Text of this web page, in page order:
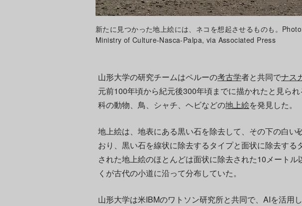
新たに見つかった地上絵には、ネコを想起させるものも。
Ministry of Culture-Nasca-Palpa, via Associated Press
山形大学の研究チームはペルーの考古学者と共同でナス
元前100年頃から紀元後300年頃までに描かれたと見ら
科の動物、鳥、シャチ、ヘビなどの地上絵を発見した。
地上絵は、地表にある黒い石を除去して、その下の白い
おり、黒い石を線状に除去するタイプと面状に除去する
された地上絵のほとんどは面状に除去された10メートル
くが古代の小道に沿って分布していた。
山形大学は米IBMのワトソン研究所と共同で、AIを活用